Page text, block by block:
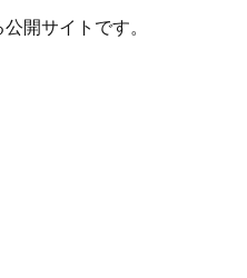
開サイトです。